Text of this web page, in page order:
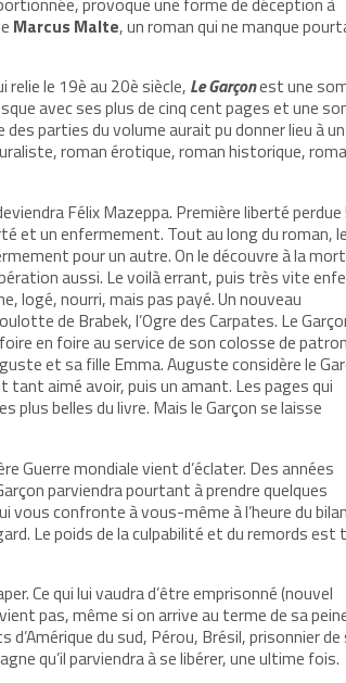
Marcus Malte, un roman qui ne manque
le 19è au 20è siècle, Le Garçonest une
avec ses plus de cinq cent pages et une
parties du volume aurait pu donner lieu à un
roman érotique, roman historique,
Félix Mazeppa. Première liberté perdue
et un enfermement. Tout au long du roman, le
pour un autre. On le découvre à la
aussi. Le voilà errant, puis très vite
logé, nourri, mais pas payé. Un nouveau
de Brabek, l’Ogre des Carpates. Le
en foire au service de son colosse de
et sa fille Emma. Auguste considère le
tant aimé avoir, puis un amant. Les pages qui
belles du livre. Mais le Garçon se laisse
Guerre mondiale vient d’éclater. Des années
parviendra pourtant à prendre quelques
vous confronte à vous-même à l’heure du
Le poids de la culpabilité et du remords est
Ce qui lui vaudra d’être emprisonné (nouvel
pas, même si on arrive au terme de sa
du sud, Pérou, Brésil, prisonnier de
qu’il parviendra à se libérer, une ultime fois.